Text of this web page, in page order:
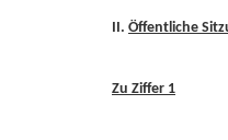
II. Öffentliche
Zu Ziffer 1